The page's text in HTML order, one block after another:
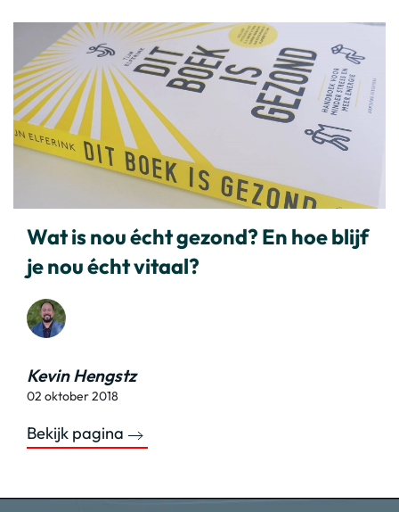
Wat is nou écht gezond? En hoe blijf
je nou écht vitaal?
Kevin Hengstz
02 oktober 2018
Bekijk pagina